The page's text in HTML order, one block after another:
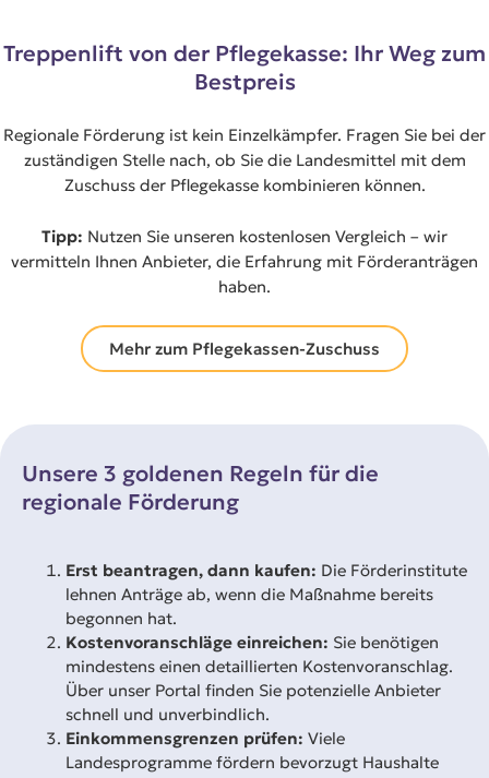
Treppenlift von der Pflegekasse: Ihr Weg zum
Bestpreis
Regionale Förderung ist kein Einzelkämpfer. Fragen Sie bei der
zuständigen Stelle nach, ob Sie die Landesmittel mit dem
Zuschuss der Pflegekasse kombinieren können.
Tipp: Nutzen Sie unseren kostenlosen Vergleich – wir
vermitteln Ihnen Anbieter, die Erfahrung mit Förderanträgen
haben.
Mehr zum Pflegekassen-Zuschuss
Unsere 3 goldenen Regeln für die
regionale Förderung
Erst beantragen, dann kaufen: Die Förderinstitute
lehnen Anträge ab, wenn die Maßnahme bereits
begonnen hat.
Kostenvoranschläge einreichen: Sie benötigen
mindestens einen detaillierten Kostenvoranschlag.
Über unser Portal finden Sie potenzielle Anbieter
schnell und unverbindlich.
Einkommensgrenzen prüfen: Viele
Landesprogramme fördern bevorzugt Haushalte